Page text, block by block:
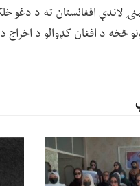
لاندې افغانستان ته د دغو
څخه د افغان کډوالو د